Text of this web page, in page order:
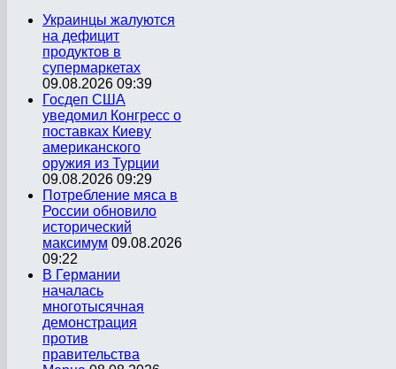
Украинцы жалуются
на дефицит
продуктов в
супермаркетах
09.08.2026 09:39
Госдеп США
уведомил Конгресс о
поставках Киеву
американского
оружия из Турции
09.08.2026 09:29
Потребление мяса в
России обновило
исторический
максимум 09.08.2026
09:22
В Германии
началась
многотысячная
демонстрация
против
правительства